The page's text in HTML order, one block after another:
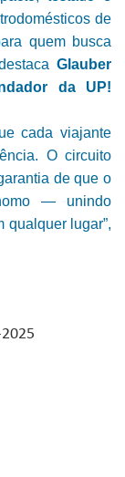
de
quem busca
Glauber
da UP!
cada viajante
O circuito
de que o
— unindo
qualquer lugar”,